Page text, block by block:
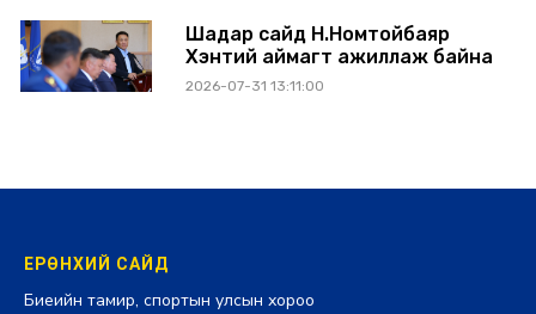
Шадар сайд Н.Номтойбаяр
Хэнтий аймагт ажиллаж байна
2026-07-31 13:11:00
ЕРӨНХИЙ САЙД
Биеийн тамир, спортын улсын хороо